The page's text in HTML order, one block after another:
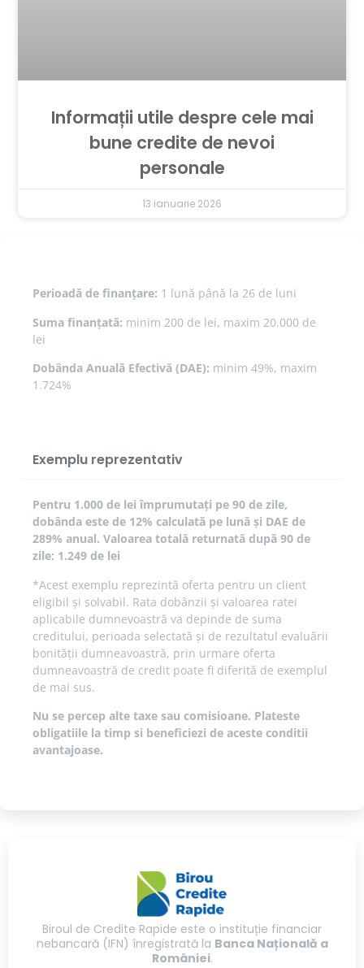
Informații utile despre cele mai
bune credite de nevoi
personale
13 ianuarie 2026
Perioadă de finanțare: 1 lună până la 26 de luni
Suma finanțată: minim 200 de lei, maxim 20.000 de
lei
Dobânda Anuală Efectivă (DAE): minim 49%, maxim
1.724%
Exemplu reprezentativ
Pentru 1.000 de lei împrumutați pe 90 de zile,
dobânda este de 12% calculată pe lună și DAE de
289% anual. Valoarea totală returnată după 90 de
zile: 1.249 de lei
*Acest exemplu reprezintă oferta pentru un client
eligibil și solvabil. Rata dobânzii și valoarea ratei
aplicabile dumnevoastră va depinde de suma
creditului, perioada selectată și de rezultatul evaluării
bonității dumneavoastră, prin urmare oferta
dumneavoastră de credit poate fi diferită de exemplul
de mai sus.
Nu se percep alte taxe sau comisioane. Plateste
obligatiile la timp si beneficiezi de aceste conditii
avantajoase.
Biroul de Credite Rapide este o instituție financiar
nebancară (IFN) înregistrată la Banca Națională a
României.